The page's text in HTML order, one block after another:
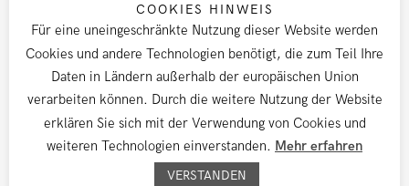
Leave a comment
logged into post a comment.
COOKIES HINWEIS
Für eine uneingeschränkte Nutzung dieser Website werden
Cookies und andere Technologien benötigt, die zum Teil Ihre
Daten in Ländern außerhalb der europäischen Union
verarbeiten können. Durch die weitere Nutzung der Website
erklären Sie sich mit der Verwendung von Cookies und
weiteren Technologien einverstanden. Mehr erfahren
VERSTANDEN